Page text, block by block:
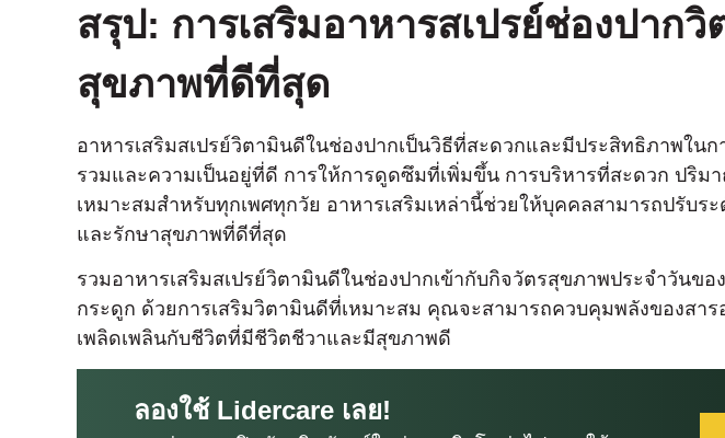
สรุป: การเสริมอาหารสเปรย์ช่องปากวิ
สุขภาพที่ดีที่สุด
อาหารเสริมสเปรย์วิตามินดีในช่องปากเป็นวิธีที่สะดวกและมีประสิทธิภาพใน
รวมและความเป็นอยู่ที่ดี การให้การดูดซึมที่เพิ่มขึ้น การบริหารที่สะดวก ปริม
เหมาะสมสําหรับทุกเพศทุกวัย อาหารเสริมเหล่านี้ช่วยให้บุคคลสามารถปรับร
และรักษาสุขภาพที่ดีที่สุด
รวมอาหารเสริมสเปรย์วิตามินดีในช่องปากเข้ากับกิจวัตรสุขภาพประจําวันข
กระดูก ด้วยการเสริมวิตามินดีที่เหมาะสม คุณจะสามารถควบคุมพลังของสาร
เพลิดเพลินกับชีวิตที่มีชีวิตชีวาและมีสุขภาพดี
ลองใช้ Lidercare เลย!